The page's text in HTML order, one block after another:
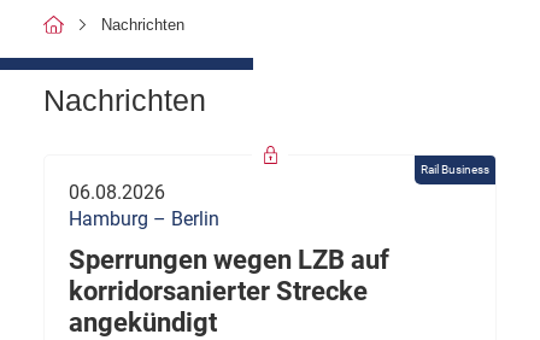
Nachrichten
Nachrichten
Rail Business
06.08.2026
Hamburg – Berlin
Sperrungen wegen LZB auf
korridorsanierter Strecke
angekündigt